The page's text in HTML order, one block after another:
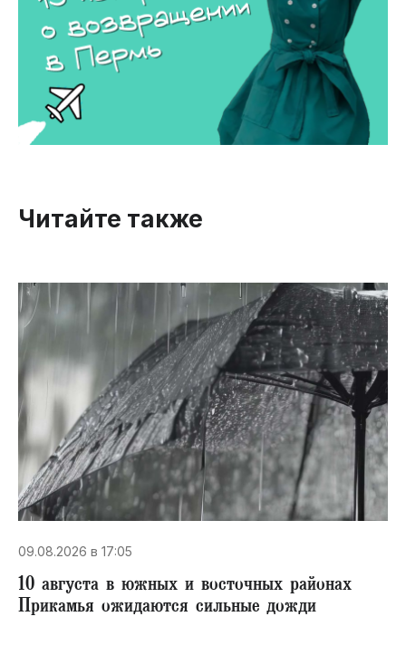
Читайте также
09.08.2026 в 17:05
10 августа в южных и восточных районах
Прикамья ожидаются сильные дожди